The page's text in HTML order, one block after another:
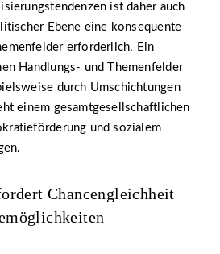
ist daher auch
Ebene eine konsequente
erforderlich. Ein
Handlungs- und Themenfelder
durch Umschichtungen
einem gesamtgesellschaftlichen
und sozialem
Chancengleichheit